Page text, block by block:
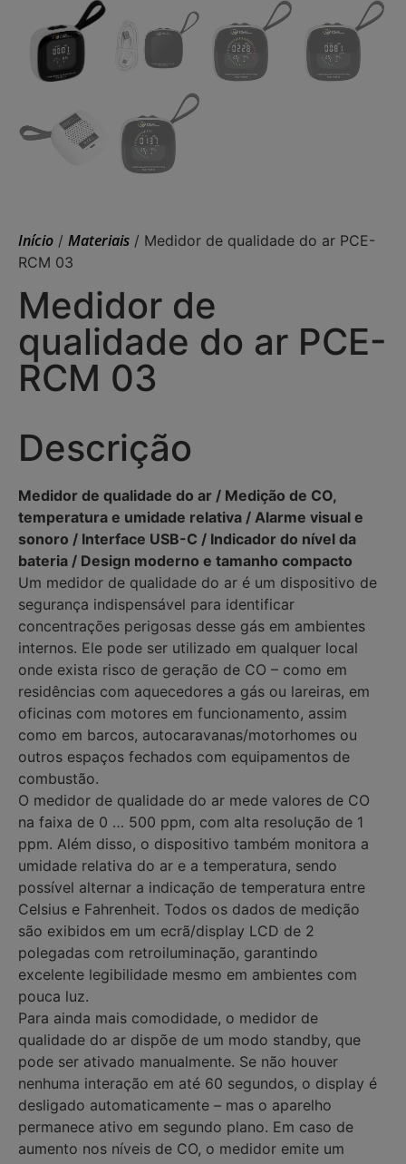
Início / Materiais / Medidor de qualidade do ar PCE-
RCM 03
Medidor de
qualidade do ar PCE-
RCM 03
Descrição
Medidor de qualidade do ar / Medição de CO,
temperatura e umidade relativa / Alarme visual e
sonoro / Interface USB-C / Indicador do nível da
bateria / Design moderno e tamanho compacto
Um medidor de qualidade do ar é um dispositivo de
segurança indispensável para identificar
concentrações perigosas desse gás em ambientes
internos. Ele pode ser utilizado em qualquer local
onde exista risco de geração de CO – como em
residências com aquecedores a gás ou lareiras, em
oficinas com motores em funcionamento, assim
como em barcos, autocaravanas/motorhomes ou
outros espaços fechados com equipamentos de
combustão.
O medidor de qualidade do ar mede valores de CO
na faixa de 0 … 500 ppm, com alta resolução de 1
ppm. Além disso, o dispositivo também monitora a
umidade relativa do ar e a temperatura, sendo
possível alternar a indicação de temperatura entre
Celsius e Fahrenheit. Todos os dados de medição
são exibidos em um ecrã/display LCD de 2
polegadas com retroiluminação, garantindo
excelente legibilidade mesmo em ambientes com
pouca luz.
Para ainda mais comodidade, o medidor de
qualidade do ar dispõe de um modo standby, que
pode ser ativado manualmente. Se não houver
nenhuma interação em até 60 segundos, o display é
desligado automaticamente – mas o aparelho
permanece ativo em segundo plano. Em caso de
aumento nos níveis de CO, o medidor emite um